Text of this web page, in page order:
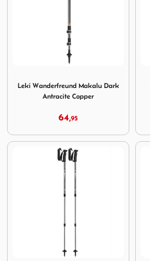
Leki Wanderfreund Makalu Dark
Antracite Copper
64,95